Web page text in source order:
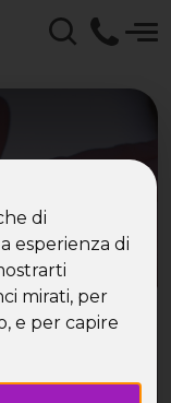
di
esperienza di
mirati, per
e per capire
ora la tua